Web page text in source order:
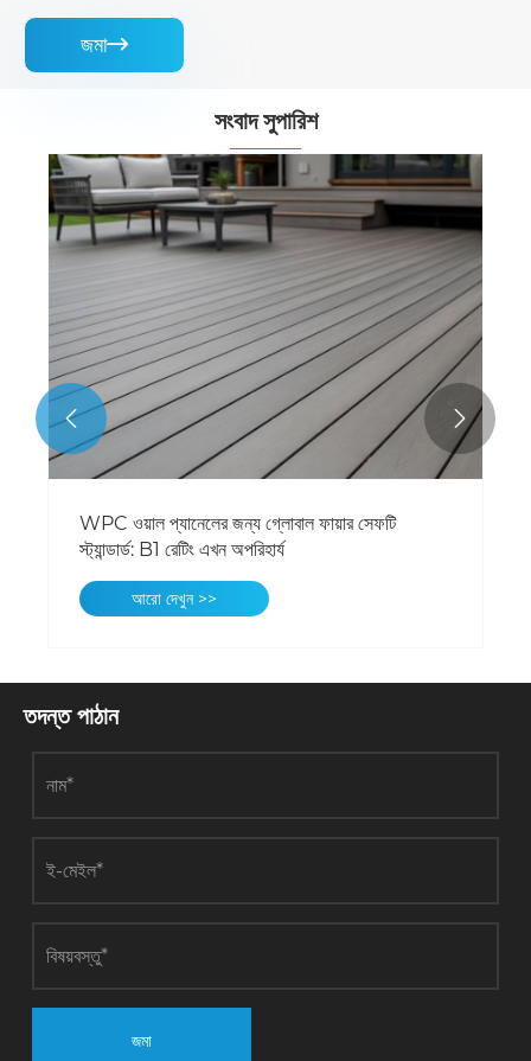
জমা
সংবাদ সুপারিশ
WPC ওয়াল প্যানেলের জন্য গ্লোবাল ফায়ার সেফটি
স্ট্যান্ডার্ড: B1 রেটিং এখন অপরিহার্য
আরো দেখুন >>
 
তদন্ত পাঠান
জমা